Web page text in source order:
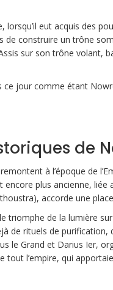
lorsqu’il eut acquis des
de construire un trône
sur son trône volant,
ce jour comme étant
de
à l’époque de
plus ancienne, liée
accorde une
triomphe de la lumière
de rituels de
le Grand et Darius Ier,
tout l’empire, qui